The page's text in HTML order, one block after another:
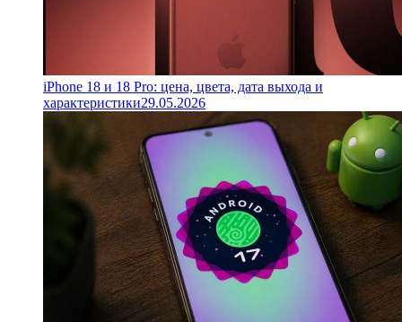
iPhone 18 и 18 Pro: цена, цвета, дата выхода и
характеристики29.05.2026